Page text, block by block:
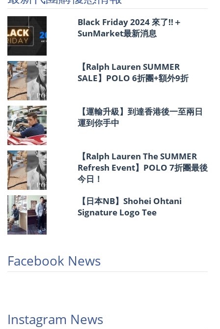
情
報
Black Friday 2024 來了!!＋
SunMarket最新消息
【Ralph Lauren SUMMER
SALE】POLO 6折團+額外9折
【運輸升級】到達香港後一至兩日
運到你手中
【Ralph Lauren The SUMMER
Refresh Event】POLO 7折團最後
今日！
【日本NB】Shohei Ohtani
Signature Logo Tee
Facebook News
Instagram News